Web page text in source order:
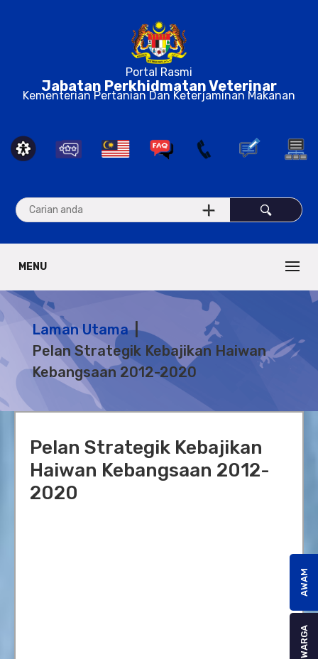
Portal Rasmi
Jabatan Perkhidmatan Veterinar
Kementerian Pertanian Dan Keterjaminan Makanan
MENU
Laman Utama
Pelan Strategik Kebajikan Haiwan
Kebangsaan 2012-2020
Pelan Strategik Kebajikan
Haiwan Kebangsaan 2012-
2020
AWAM
WARGA